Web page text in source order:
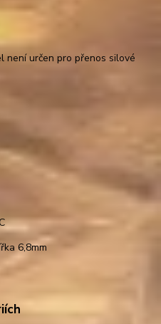
není určen pro přenos silové
6,8mm